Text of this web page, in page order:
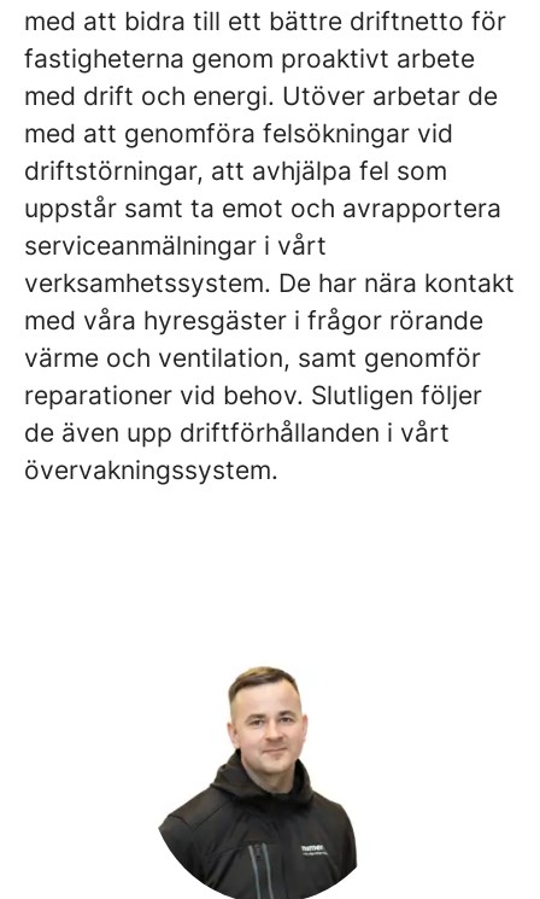
med att bidra till ett bättre driftnetto för
fastigheterna genom proaktivt arbete
med drift och energi. Utöver arbetar de
med att genomföra felsökningar vid
driftstörningar, att avhjälpa fel som
uppstår samt ta emot och avrapportera
serviceanmälningar i vårt
verksamhetssystem. De har nära kontakt
med våra hyresgäster i frågor rörande
värme och ventilation, samt genomför
reparationer vid behov. Slutligen följer
de även upp driftförhållanden i vårt
övervakningssystem.